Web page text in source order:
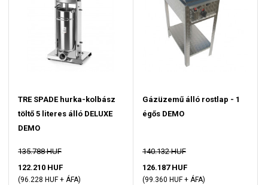
TRE SPADE hurka-kolbász
töltő 5 literes álló DELUXE
DEMO
135.788 HUF
122.210 HUF
(96.228 HUF + ÁFA)
Gázüzemű álló rostlap - 1
égős DEMO
140.132 HUF
126.187 HUF
(99.360 HUF + ÁFA)